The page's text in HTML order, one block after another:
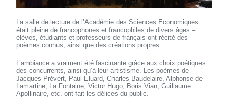
La salle de lecture de l’Académie des Sciences Economiques
était pleine de francophones et francophiles de divers âges –
élèves, étudiants et professeurs de français ont récité des
poèmes connus, ainsi que des créations propres.
L’ambiance a vraiment été fascinante grâce aux choix poétiques
des concurrents, ainsi qu’à leur artistisme. Les poèmes de
Jacques Prévert, Paul Eluard, Charles Baudelaire, Alphonse de
Lamartine, La Fontaine, Victor Hugo, Boris Vian, Guillaume
Apollinaire, etc. ont fait les délices du public.